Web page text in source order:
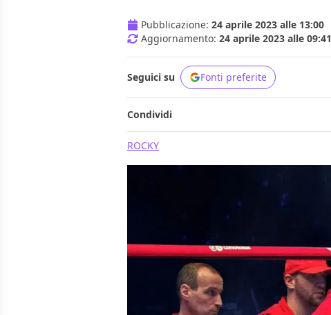
Pubblicazione: 24 aprile 2023 alle 13:00
Aggiornamento: 24 aprile 2023 alle 09:41
Seguici su Fonti preferite
Condividi
ROCKY